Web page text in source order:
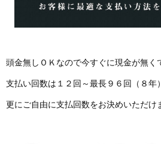
頭金無しＯＫなので今すぐに現金が無く
支払い回数は１２回～最長９６回（８年
更にご自由に支払回数をお決めいただけ